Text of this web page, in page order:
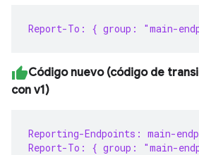
Report-To: { group: "main-
Código nuevo (código de
con v1)
Reporting-Endpoints: main-
Report-To: { group: "main-